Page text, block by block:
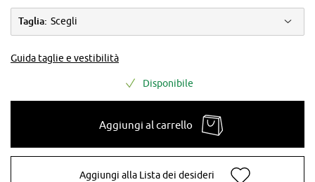
Taglia: Scegli
Guida taglie e vestibilità
Disponibile
Aggiungi al carrello
Aggiungi alla Lista dei desideri